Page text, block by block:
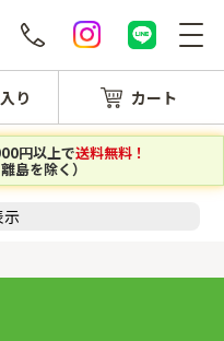
り カート
円以上で送料無料！
島を除く）
示